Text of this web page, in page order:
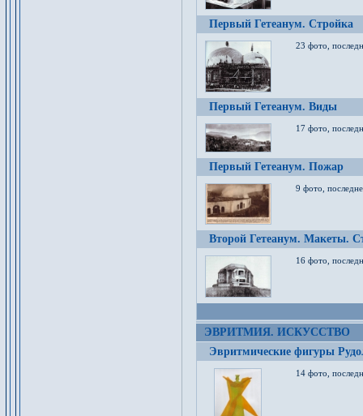
Первый Гетеанум. Стройка
23 фото,
Первый Гетеанум. Виды
17 фото,
Первый Гетеанум. Пожар
9 фото,
Второй Гетеанум. Макеты.
16 фото,
ЭВРИТМИЯ. ИСКУССТВО
Эвритмические фигуры
14 фото,